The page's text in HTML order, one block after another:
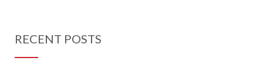
RECENT POSTS